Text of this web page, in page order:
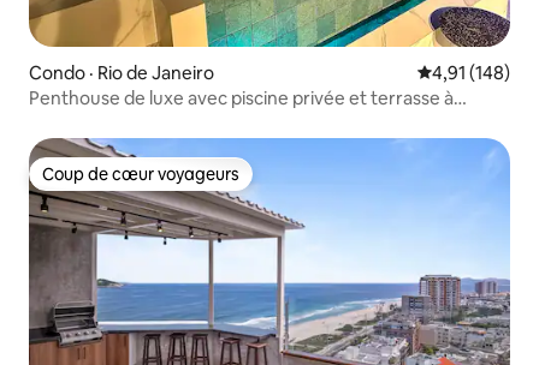
Condo · Rio de Janeiro Note
4,91 (148)
Penthouse de luxe avec piscine privée et terrasse à
Coup de cœur voyageurs
Coup de cœur voyageurs